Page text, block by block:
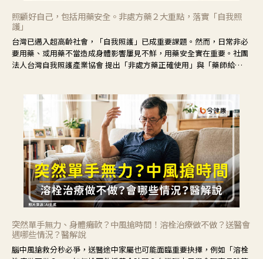
照顧好自己，包括用藥安全。非處方藥２大重點，落實「自我照
護」
台灣已邁入超高齡社會，「自我照護」已成重要課題。然而，日常非必
要用藥、或用藥不當造成身體影響屢見不鮮，用藥安全實在重要。社團
法人台灣自我照護產業協會 提出「非處方藥正確使用」與「藥師給
突然單手無力、身體癱軟？中風搶時間！溶栓治療做不做？送醫會
遇哪些情況？醫解說
腦中風搶救分秒必爭，送醫途中家屬也可能面臨重要抉擇，例如「溶栓